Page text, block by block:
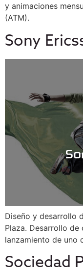
y animaciones
(ATM).
Sony
Diseño y desarrollo
Plaza. Desarrollo de
lanzamiento de uno
Sociedad